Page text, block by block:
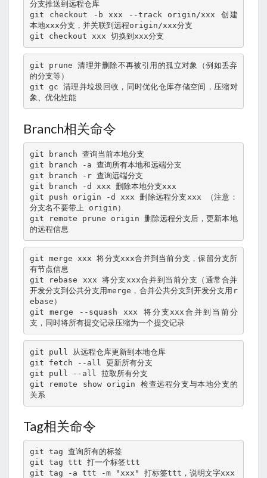
分支推送到远程仓库
git checkout -b xxx --track origin/xxx 创建
本地xxx分支，并关联到远程origin/xxx分支
git checkout xxx 切换到xxx分支
git prune 清理并删除不再被引用的孤立对象（例如丢弃
的分支等）
git gc 清理并垃圾回收，同时优化仓库存储空间，压缩对
象、优化性能
Branch相关命令
git branch 查询当前本地分支
git branch -a 查询所有本地和远端分支
git branch -r 查询远端分支
git branch -d xxx 删除本地分支xxx
git push origin -d xxx 删除远程分支xxx （注意：
分支名不要带上 origin）
git remote prune origin 删除远程分支后，更新本地
的远程信息
git merge xxx 将分支xxx合并到当前分支，保留分支所
有节点信息
git rebase xxx 将分支xxx合并到当前分支（通常合并
开发分支到公共分支用merge，合并公共分支到开发分支用r
ebase）
git merge --squash xxx 将分支xxx合并到当前分
支，同时将所有提交记录压缩为一个提交记录
git pull 从远程仓库更新到本地仓库
git fetch --all 更新所有分支
git pull --all 拉取所有分支
git remote show origin 检查远程分支与本地分支的
关系
Tag相关命令
git tag 查询所有的标签
git tag ttt 打一个标签ttt
git tag -a ttt -m "xxx" 打标签ttt，说明文字xxx